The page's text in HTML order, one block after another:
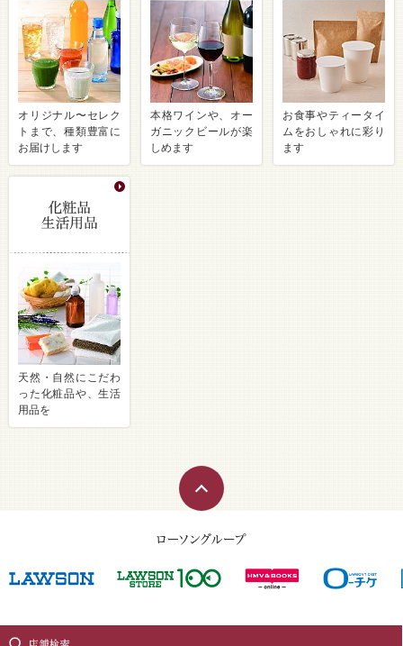
オリジナル〜セレク
トまで、種類豊富に
お届けします
本格ワインや、オー
ガニックビールが楽
しめます
お食事やティータイ
ムをおしゃれに彩り
ます
天然・自然にこだわ
った化粧品や、生活
用品を